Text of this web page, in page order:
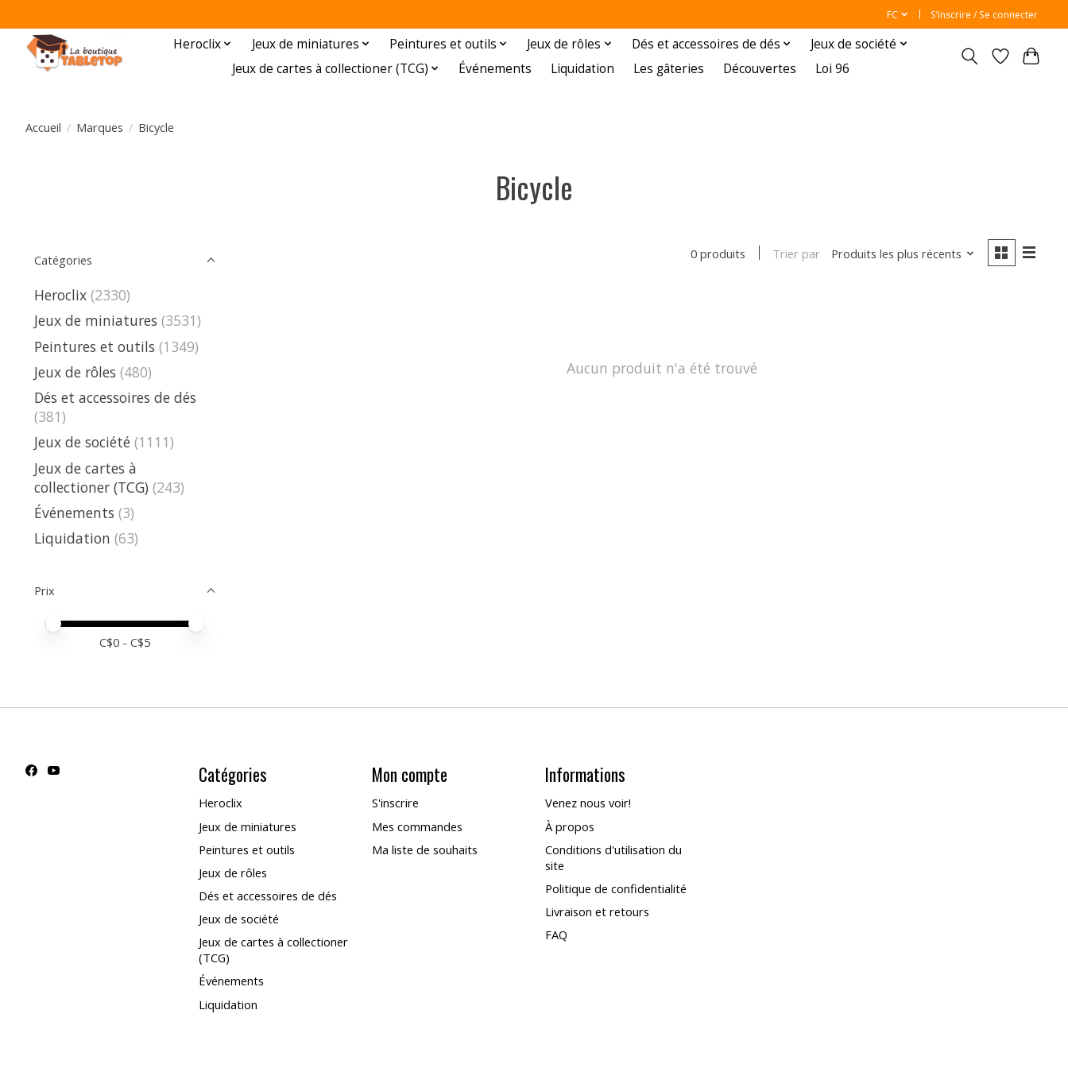
FC S’inscrire / Se connecter
Heroclix Jeux de miniatures Peintures et outils Jeux de rôles Dés et accessoires de dés
Jeux de société
Jeux de cartes à collectioner (TCG)
Événements Liquidation Les gâteries Découvertes Loi 96
Accueil / Marques / Bicycle
Bicycle
Catégories
Heroclix (2330)
Jeux de miniatures (3531)
Peintures et outils (1349)
Jeux de rôles (480)
Dés et accessoires de dés
(381)
Jeux de société (1111)
Jeux de cartes à
collectioner (TCG) (243)
Événements (3)
Liquidation (63)
Prix
Prix minimum
Price maximum value
C$0 - C$5
0 produits Trier par Produits les plus récents
Aucun produit n'a été trouvé
Catégories
Heroclix
Jeux de miniatures
Peintures et outils
Jeux de rôles
Dés et accessoires de dés
Jeux de société
Jeux de cartes à collectioner
(TCG)
Événements
Liquidation
Mon compte
S'inscrire
Mes commandes
Ma liste de souhaits
Informations
Venez nous voir!
À propos
Conditions d'utilisation du
site
Politique de confidentialité
Livraison et retours
FAQ